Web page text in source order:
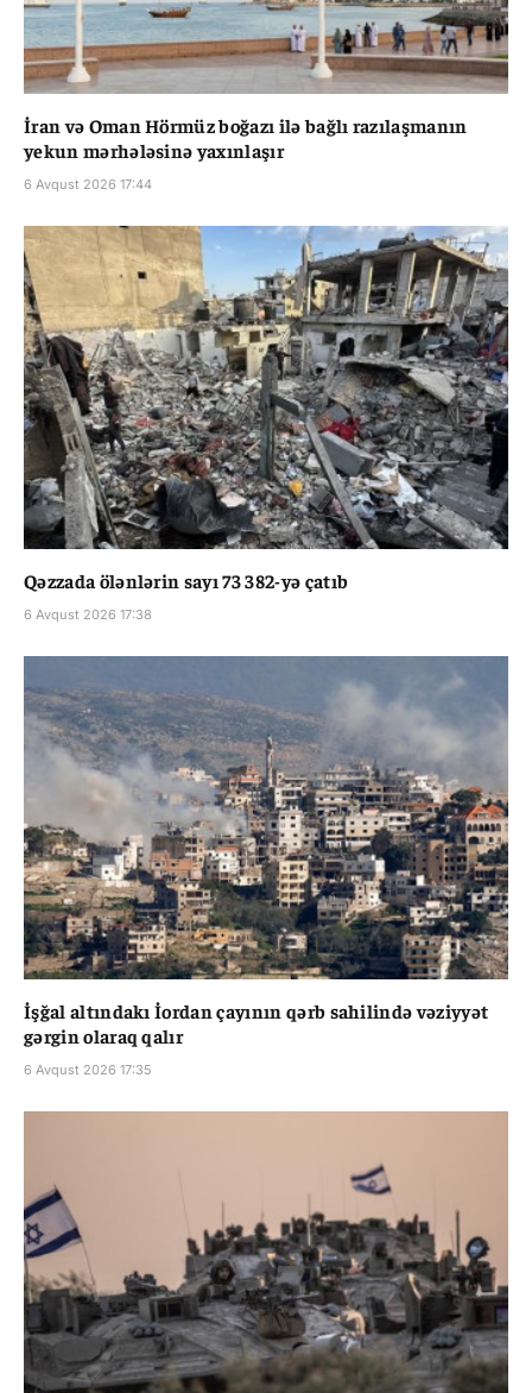
İran və Oman Hörmüz boğazı ilə bağlı razılaşmanın
yekun mərhələsinə yaxınlaşır
6 Avqust 2026 17:44
Qəzzada ölənlərin sayı 73 382-yə çatıb
6 Avqust 2026 17:38
İşğal altındakı İordan çayının qərb sahilində vəziyyət
gərgin olaraq qalır
6 Avqust 2026 17:35